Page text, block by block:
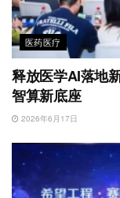
医药医疗
释放医学AI落地
智算新底座
2026年6月17日